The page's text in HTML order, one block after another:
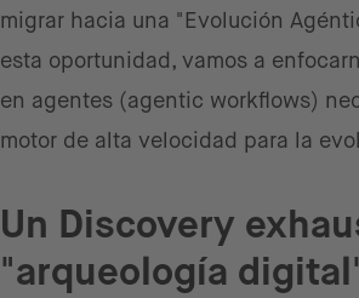
migrar hacia una "Evolución
esta oportunidad, vamos a
en agentes (agentic workflows)
motor de alta velocidad para la
Un Discovery
"arqueología